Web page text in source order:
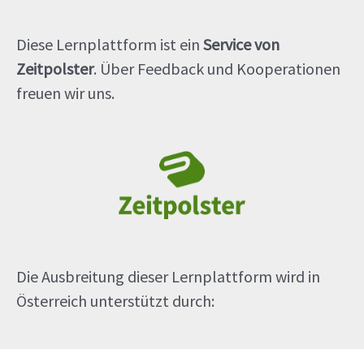
Diese Lernplattform ist ein Service von
Zeitpolster. Über Feedback und Kooperationen
freuen wir uns.
Die Ausbreitung dieser Lernplattform wird in
Österreich unterstützt durch: